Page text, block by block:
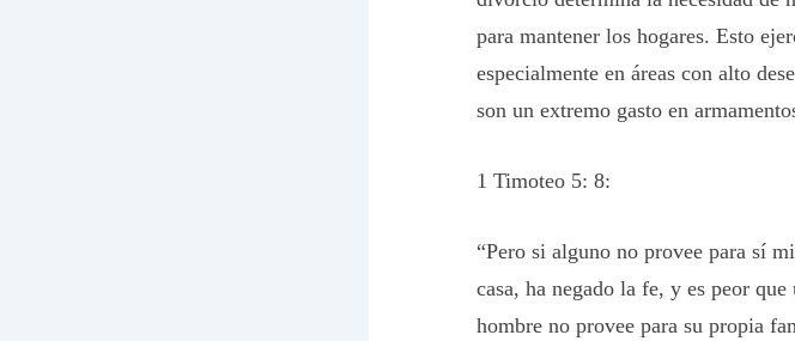
para mantener los hogares. Esto
especialmente en áreas con alto
son un extremo gasto en
1 Timoteo 5: 8:
“Pero si alguno no provee para sí
casa, ha negado la fe, y es peor
hombre no provee para su propia